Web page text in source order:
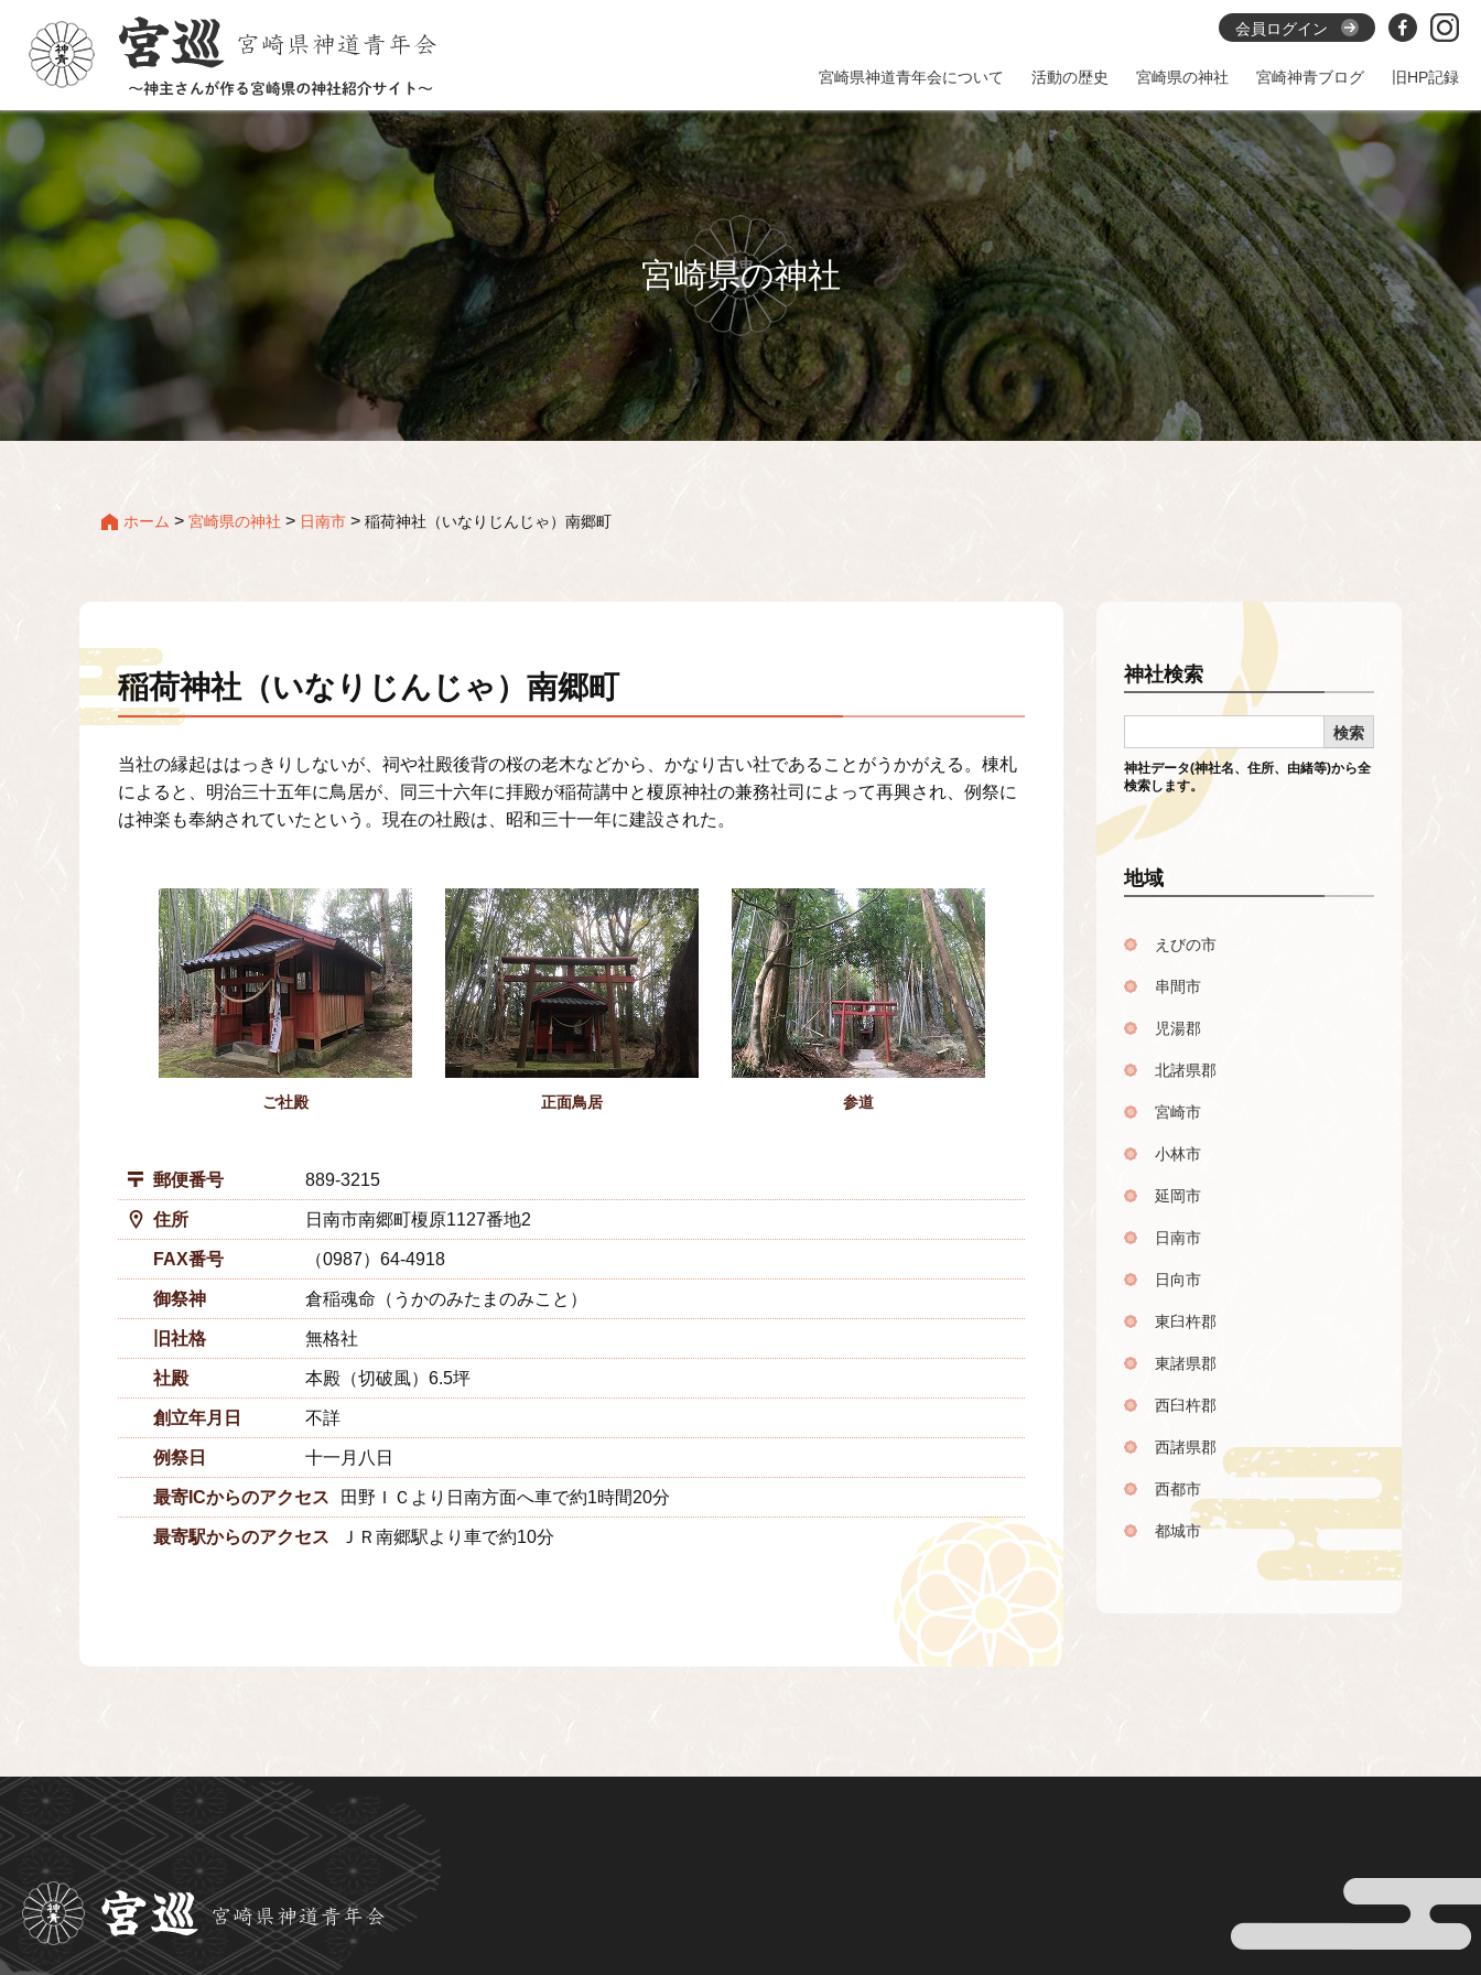
会員ログイン
宮崎県神道青年会について 活動の歴史 宮崎県の神社 宮崎神青ブログ 旧HP記録
宮崎県の神社
ホーム > 宮崎県の神社 > 日南市 > 稲荷神社（いなりじんじゃ）南郷町
稲荷神社（いなりじんじゃ）南郷町
当社の縁起ははっきりしないが、祠や社殿後背の桜の老木などから、かなり古い社であることがうかがえる。棟札
によると、明治三十五年に鳥居が、同三十六年に拝殿が稲荷講中と榎原神社の兼務社司によって再興され、例祭に
は神楽も奉納されていたという。現在の社殿は、昭和三十一年に建設された。
ご社殿 正面鳥居 参道
郵便番号 889-3215
住所 日南市南郷町榎原1127番地2
FAX番号 （0987）64-4918
御祭神 倉稲魂命（うかのみたまのみこと）
旧社格 無格社
社殿 本殿（切破風）6.5坪
創立年月日 不詳
例祭日 十一月八日
最寄ICからのアクセス 田野ＩＣより日南方面へ車で約1時間20分
最寄駅からのアクセス ＪＲ南郷駅より車で約10分
神社検索
神社データ(神社名、住所、由緒等)から全
検索します。
地域
えびの市
串間市
児湯郡
北諸県郡
宮崎市
小林市
延岡市
日南市
日向市
東臼杵郡
東諸県郡
西臼杵郡
西諸県郡
西都市
都城市